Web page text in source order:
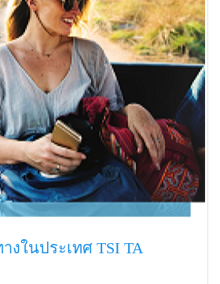
งในประเทศ TSI TA